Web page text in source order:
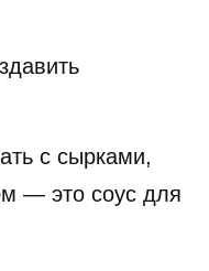
с сырками,
— это соус для